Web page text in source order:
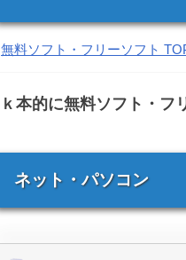
無料ソフト・フリーソフト
ｋ本的に無料ソフト・フ
ネット・パソコン